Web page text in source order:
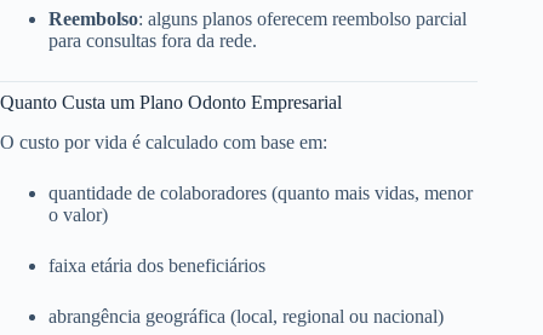
Reembolso: alguns planos oferecem reembolso parcial
para consultas fora da rede.
Quanto Custa um Plano Odonto Empresarial
O custo por vida é calculado com base em:
quantidade de colaboradores (quanto mais vidas, menor
o valor)
faixa etária dos beneficiários
abrangência geográfica (local, regional ou nacional)